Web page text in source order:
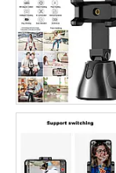
Студійне
Лампи для
імпульсного
Набори
фото і відео
Набори
Фото
відбивачів
Поворотні